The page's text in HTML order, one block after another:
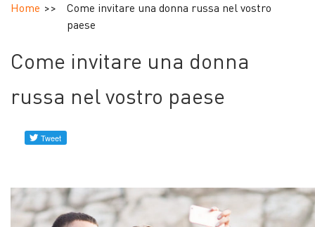
Profili
Home
Come invitare una donna russa nel vostro
paese
Come invitare una donna
russa nel vostro paese